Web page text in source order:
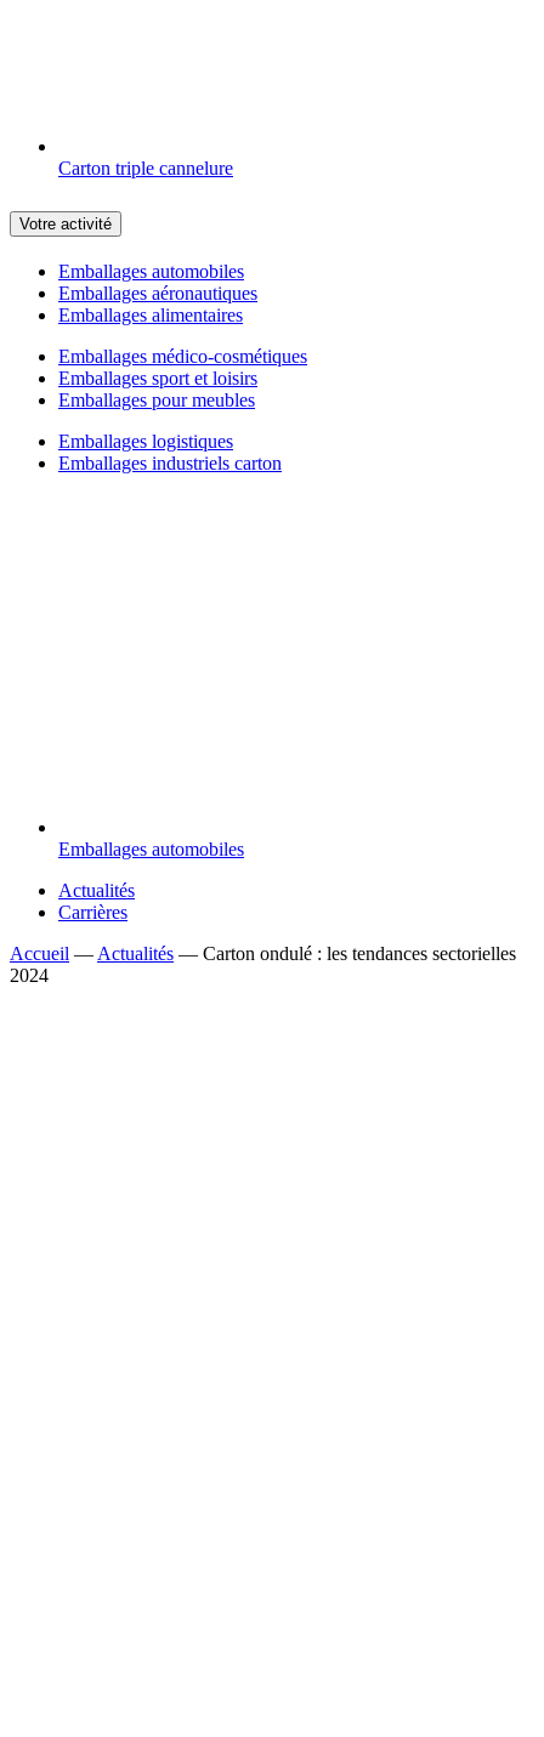
Carton triple cannelure
Votre activité
Emballages automobiles
Emballages aéronautiques
Emballages alimentaires
Emballages médico-cosmétiques
Emballages sport et loisirs
Emballages pour meubles
Emballages logistiques
Emballages industriels carton
Emballages automobiles
Actualités
Carrières
Accueil — Actualités — Carton ondulé : les tendances sectorielles
2024